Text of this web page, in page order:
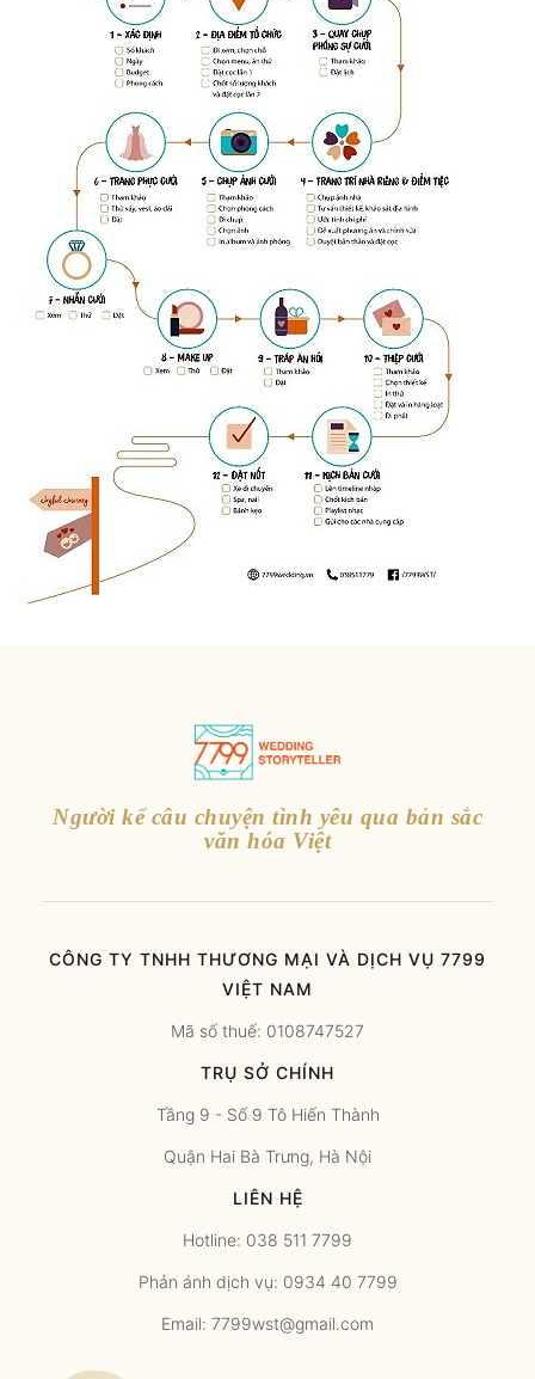
Người kể câu chuyện tình yêu qua bản sắc
văn hóa Việt
CÔNG TY TNHH THƯƠNG MẠI VÀ DỊCH VỤ 7799
VIỆT NAM
Mã số thuế: 0108747527
TRỤ SỞ CHÍNH
Tầng 9 - Số 9 Tô Hiến Thành
Quận Hai Bà Trưng, Hà Nội
LIÊN HỆ
Hotline: 038 511 7799
Phản ánh dịch vụ: 0934 40 7799
Email: 7799wst@gmail.com